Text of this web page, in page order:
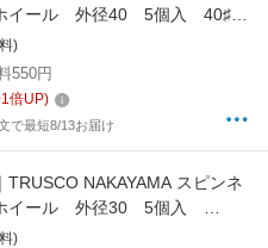
ホイール 外径40 5個入 40♯
)
550円
1倍UP)
で最短8/13お届け
TRUSCO NAKAYAMA スピンネ
イール 外径30 5個入
)